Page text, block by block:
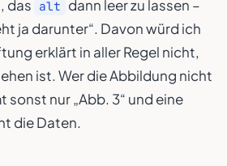
das alt dann leer zu lassen –
ja darunter“. Davon würd ich
erklärt in aller Regel nicht,
ist. Wer die Abbildung nicht
sonst nur „Abb. 3“ und eine
die Daten.